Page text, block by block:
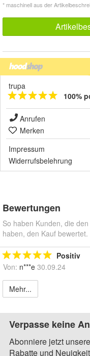
* maschinell aus der
trupa
100%
Anrufen
Merken
Impressum
Widerrufsbelehrung
Bewertungen
So haben Kunden, die
haben, den Kauf bewertet.
Positiv
Von: n***e 30.09.24
Mehr...
Verpasse keine
Abonniere jetzt
Rabatte und